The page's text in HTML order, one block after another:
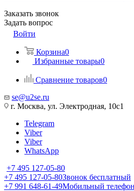
Заказать звонок
Задать вопрос
Войти
Корзина0
Избранные товары0
Сравнение товаров0
se@u2se.ru
г. Москва, ул. Электродная, 10с1
Telegram
Viber
Viber
WhatsApp
+7 495 127-05-80
+7 495 127-05-80Звонок бесплатный
+7 991 648-61-49Мобильный телефон